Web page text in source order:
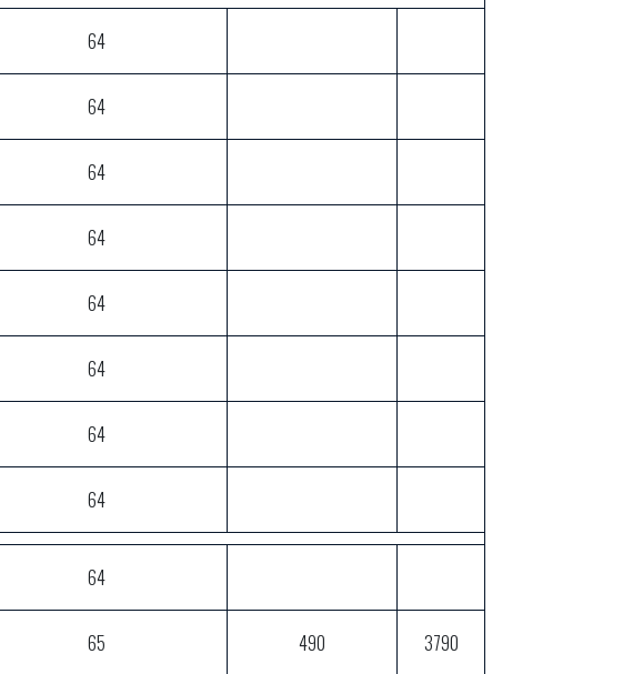
64
64
64
64
64
64
64
64
64
65 490
3790